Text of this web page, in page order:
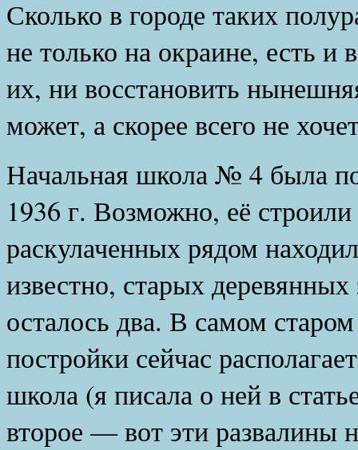
Сколько в городе таких
не только на окраине, есть и
их, ни восстановить
может, а скорее всего не
Начальная школа № 4 была
1936 г. Возможно, её
раскулаченных рядом
известно, старых
осталось два. В самом
постройки сейчас
школа (я писала о ней в
второе — вот эти